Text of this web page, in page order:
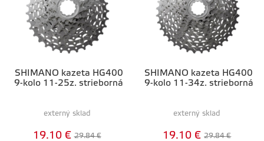
SHIMANO kazeta HG400
9-kolo 11-25z. strieborná
externý sklad
19.10 € 29.84 €
SHIMANO kazeta HG400
9-kolo 11-34z. strieborná
externý sklad
19.10 € 29.84 €